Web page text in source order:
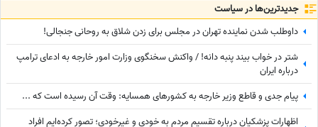
جدید‌ترین‌ها در سیاست
داوطلب شدن نماینده تهران در مجلس برای زدن شلاق به روحانی جنجالی!
شتر در خواب بیند پنبه دانه! / واکنش سخنگوی وزارت امور خارجه به ادعای ترامپ
درباره ایران
پیام جدی و قاطع وزیر خارجه به کشورهای همسایه: وقت آن رسیده است که ...
اظهارات پزشکیان درباره تقسیم مردم به خودی و غیرخودی؛ تصور کرده‌ایم افراد